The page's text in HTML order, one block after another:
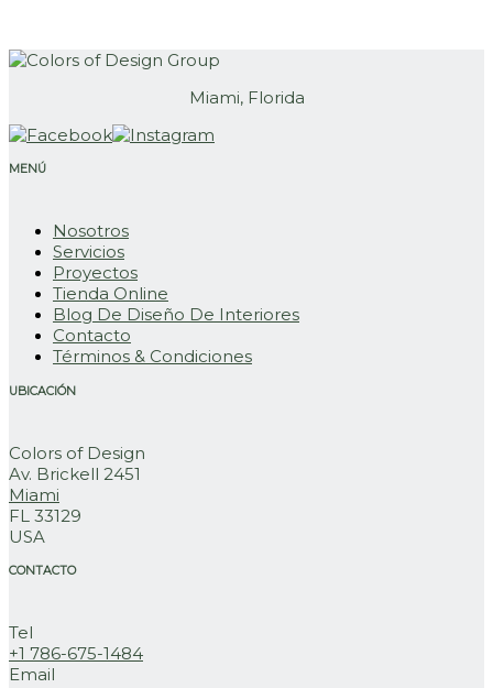
Miami, Florida
MENÚ
Nosotros
Servicios
Proyectos
Tienda Online
Blog De Diseño De Interiores
Contacto
Términos & Condiciones
UBICACIÓN
Colors of Design
Av. Brickell 2451
Miami
FL 33129
USA
CONTACTO
Tel
+1 786-675-1484
Email